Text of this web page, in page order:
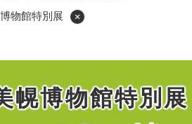
物館特別展
幌博物館特別展